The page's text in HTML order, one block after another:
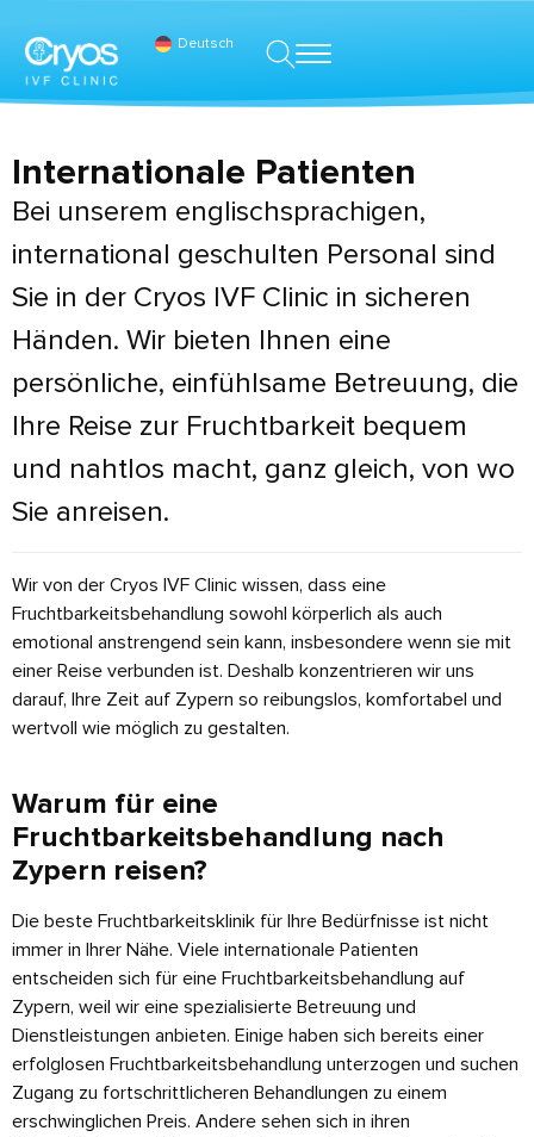
Deutsch
Internationale Patienten
Bei unserem englischsprachigen,
international geschulten Personal sind
Sie in der Cryos IVF Clinic in sicheren
Händen. Wir bieten Ihnen eine
persönliche, einfühlsame Betreuung, die
Ihre Reise zur Fruchtbarkeit bequem
und nahtlos macht, ganz gleich, von wo
Sie anreisen.
Wir von der Cryos IVF Clinic wissen, dass eine
Fruchtbarkeitsbehandlung sowohl körperlich als auch
emotional anstrengend sein kann, insbesondere wenn sie mit
einer Reise verbunden ist. Deshalb konzentrieren wir uns
darauf, Ihre Zeit auf Zypern so reibungslos, komfortabel und
wertvoll wie möglich zu gestalten.
Warum für eine
Fruchtbarkeitsbehandlung nach
Zypern reisen?
Die beste Fruchtbarkeitsklinik für Ihre Bedürfnisse ist nicht
immer in Ihrer Nähe. Viele internationale Patienten
entscheiden sich für eine Fruchtbarkeitsbehandlung auf
Zypern, weil wir eine spezialisierte Betreuung und
Dienstleistungen anbieten. Einige haben sich bereits einer
erfolglosen Fruchtbarkeitsbehandlung unterzogen und suchen
Zugang zu fortschrittlicheren Behandlungen zu einem
erschwinglichen Preis. Andere sehen sich in ihren